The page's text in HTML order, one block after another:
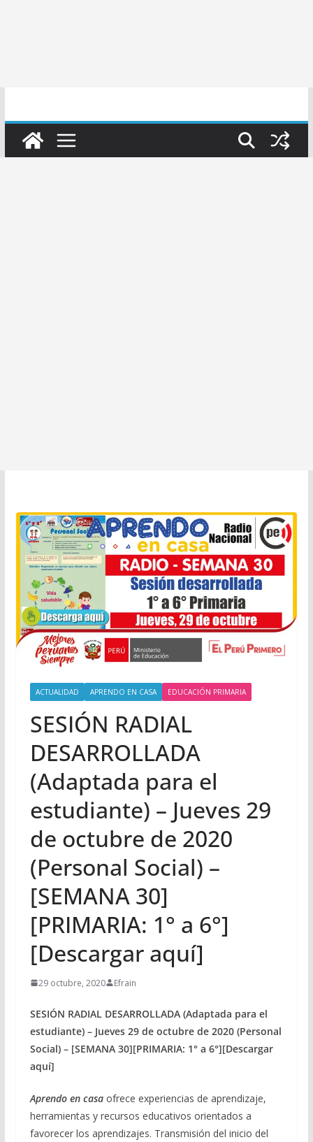
ACTUALIDAD APRENDO EN CASA EDUCACIÓN PRIMARIA
SESIÓN RADIAL
DESARROLLADA
(Adaptada para el
estudiante) – Jueves 29
de octubre de 2020
(Personal Social) –
[SEMANA 30]
[PRIMARIA: 1° a 6°]
[Descargar aquí]
29 octubre, 2020 Efrain
SESIÓN RADIAL DESARROLLADA (Adaptada para el
estudiante) – Jueves 29 de octubre de 2020 (Personal
Social) – [SEMANA 30][PRIMARIA: 1° a 6°][Descargar
aquí]
Aprendo en casa ofrece experiencias de aprendizaje,
herramientas y recursos educativos orientados a
favorecer los aprendizajes. Transmisión del inicio del